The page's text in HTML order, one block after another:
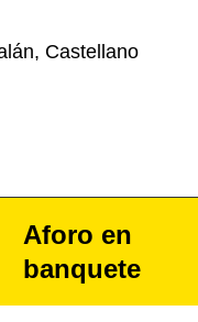
Castellano
Aforo en
banquete